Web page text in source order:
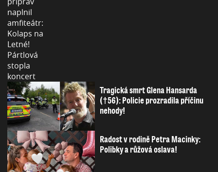
Tragická smrt Glena Hansarda
(†56): Policie prozradila příčinu
nehody!
Radost v rodině Petra Macinky:
Polibky a růžová oslava!